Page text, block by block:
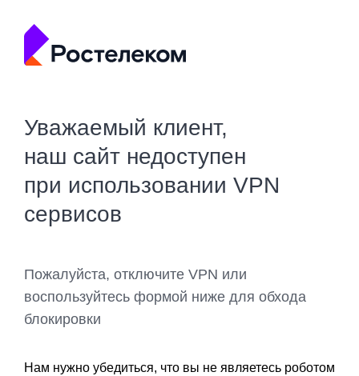
Уважаемый клиент,
наш сайт недоступен
при использовании VPN
сервисов
Пожалуйста, отключите VPN или
воспользуйтесь формой ниже для обхода
блокировки
Нам нужно убедиться, что вы не являетесь роботом